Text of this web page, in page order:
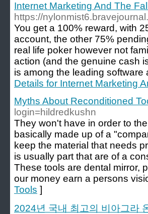
Internet Marketing And The
https://
You get a 100% reward, with
account, the other 75%
real life poker however not
action (and the genuine cash
is among the leading
Details for Internet Marketing
Myths About Reconditioned
login=hildredkushn
They won't have in order to
basically made up of a
keep the material that needs
is usually part that are of a
These tools are dental mirror,
our money earn a persons
Tools ]
2024년 국내 최고의 비아그라